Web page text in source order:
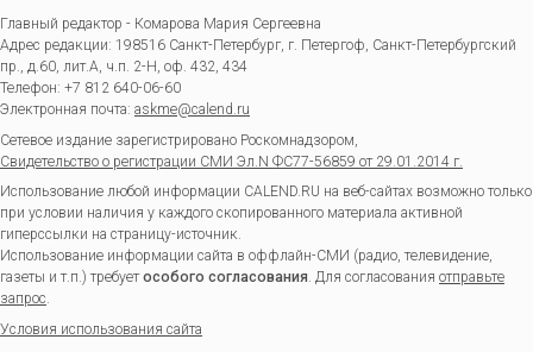
Главный редактор - Комарова Мария Сергеевна
Адрес редакции: 198516 Санкт-Петербург, г. Петергоф, Санкт-Петербургский
пр., д.60, лит.А, ч.п. 2-Н, оф. 432, 434
Телефон: +7 812 640-06-60
Электронная почта: askme@calend.ru
Сетевое издание зарегистрировано Роскомнадзором,
Свидетельство о регистрации СМИ Эл.N ФС77-56859 от 29.01.2014 г.
Использование любой информации CALEND.RU на веб-сайтах возможно только
при условии наличия у каждого скопированного материала активной
гиперссылки на страницу-источник.
Использование информации сайта в оффлайн-СМИ (радио, телевидение,
газеты и т.п.) требуетособого согласования. Для согласования отправьте
запрос.
Условия использования сайта